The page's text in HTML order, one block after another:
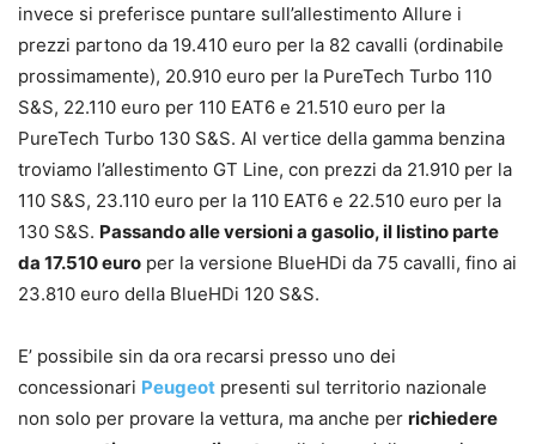
invece si preferisce puntare sull’allestimento Allure i
prezzi partono da 19.410 euro per la 82 cavalli (ordinabile
prossimamente), 20.910 euro per la PureTech Turbo 110
S&S, 22.110 euro per 110 EAT6 e 21.510 euro per la
PureTech Turbo 130 S&S. Al vertice della gamma benzina
troviamo l’allestimento GT Line, con prezzi da 21.910 per la
110 S&S, 23.110 euro per la 110 EAT6 e 22.510 euro per la
130 S&S. Passando alle versioni a gasolio, il listino parte
da 17.510 euro per la versione BlueHDi da 75 cavalli, fino ai
23.810 euro della BlueHDi 120 S&S.
E’ possibile sin da ora recarsi presso uno dei
concessionari Peugeot presenti sul territorio nazionale
non solo per provare la vettura, ma anche per richiedere